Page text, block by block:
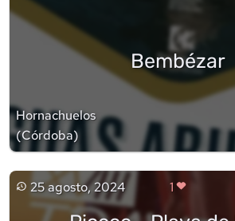
Bembézar
Hornachuelos
(Córdoba)
25 agosto, 2024 1